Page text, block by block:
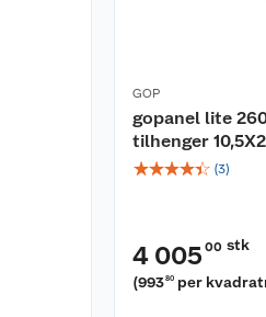
GOP
gopanel lite
tilhenger
☆☆☆☆☆ (3)
4 005 00 stk
(99380 per